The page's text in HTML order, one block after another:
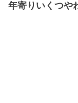
年寄りいくつや